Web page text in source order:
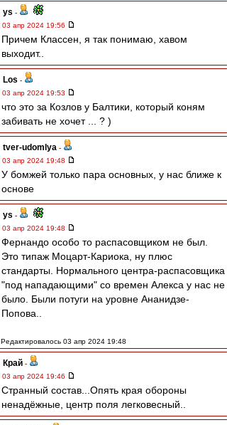
ys -
03 апр 2024 19:56
Причем Классен, я так понимаю, хавом
выходит..
Los -
03 апр 2024 19:53
что это за Козлов у Балтики, который коням
забивать не хочет ... ? )
tver-udomlya -
03 апр 2024 19:48
У бомжей только пара основных, у нас ближе к
основе
ys -
03 апр 2024 19:48
Фернандо особо то распасовщиком не был.
Это типаж Моцарт-Кариока, ну плюс
стандарты. Нормального центра-распасовщика
"под нападающими" со времен Алекса у нас не
было. Были потуги на уровне Ананидзе-
Попова..
Редактировалось 03 апр 2024 19:48
Край -
03 апр 2024 19:46
Странный состав...Опять края обороны
ненадёжные, центр поля легковесный..